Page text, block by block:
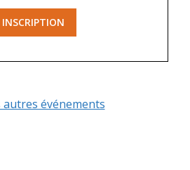
INSCRIPTION
autres événements